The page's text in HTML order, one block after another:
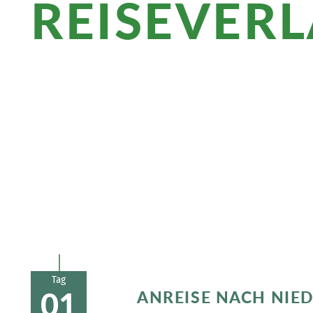
Tag
01 ANREISE NACH